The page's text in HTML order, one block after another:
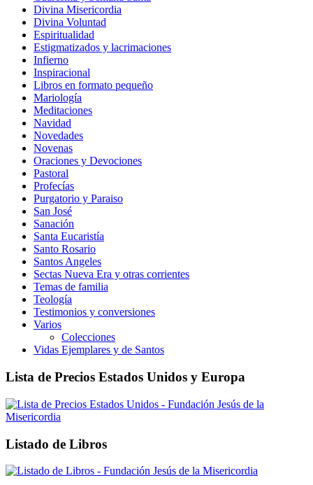
Divina Misericordia
Divina Voluntad
Espiritualidad
Estigmatizados y lacrimaciones
Infierno
Inspiracional
Libros en formato pequeño
Mariología
Meditaciones
Navidad
Novedades
Novenas
Oraciones y Devociones
Pastoral
Profecías
Purgatorio y Paraiso
San José
Sanación
Santa Eucaristía
Santo Rosario
Santos Angeles
Sectas Nueva Era y otras corrientes
Temas de familia
Teología
Testimonios y conversiones
Varios
Colecciones
Vidas Ejemplares y de Santos
Lista de Precios Estados Unidos y Europa
Listado de Libros